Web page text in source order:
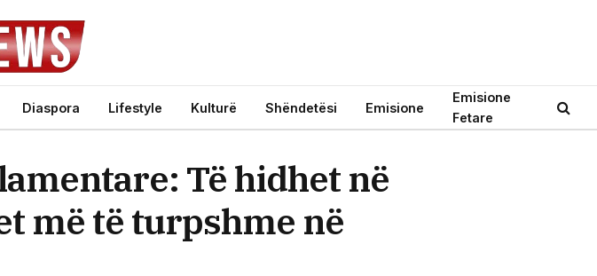
Diaspora Lifestyle Kulturë Shëndetësi Emisione
Emisione
Fetare
Të hidhet në
më të turpshme në